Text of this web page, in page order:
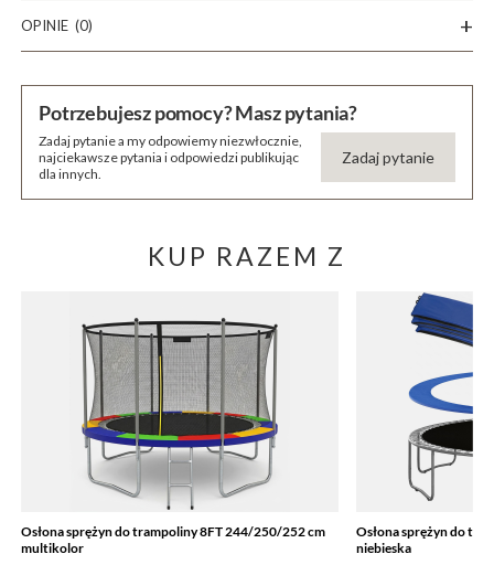
OPINIE (0)
Potrzebujesz pomocy? Masz pytania?
Zadaj pytanie a my odpowiemy niezwłocznie,
najciekawsze pytania i odpowiedzi publikując
dla innych.
Zadaj pytanie
KUP RAZEM Z
Osłona sprężyn do trampoliny 8FT 244/250/252 cm
multikolor
Osłona sprężyn do
niebieska